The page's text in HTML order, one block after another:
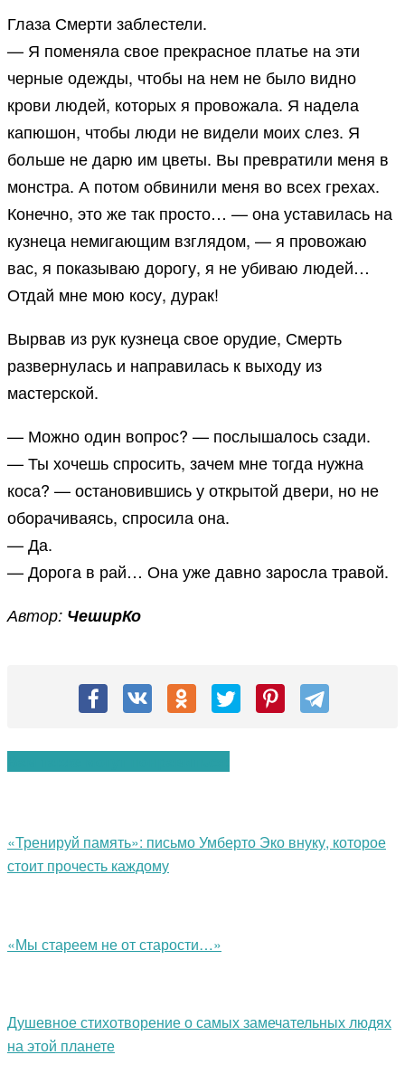
Глаза Смерти заблестели.
— Я поменяла свое прекрасное платье на эти
черные одежды, чтобы на нем не было видно
крови людей, которых я провожала. Я надела
капюшон, чтобы люди не видели моих слез. Я
больше не дарю им цветы. Вы превратили меня в
монстра. А потом обвинили меня во всех грехах.
Конечно, это же так просто… — она уставилась на
кузнеца немигающим взглядом, — я провожаю
вас, я показываю дорогу, я не убиваю людей…
Отдай мне мою косу, дурак!
Вырвав из рук кузнеца свое орудие, Смерть
развернулась и направилась к выходу из
мастерской.
— Можно один вопрос? — послышалось сзади.
— Ты хочешь спросить, зачем мне тогда нужна
коса? — остановившись у открытой двери, но не
оборачиваясь, спросила она.
— Да.
— Дорога в рай… Она уже давно заросла травой.
Автор: ЧеширКо
«Тренируй память»: письмо Умберто Эко внуку, которое
стоит прочесть каждому
«Мы стареем не от старости…»
Душевное стихотворение о самых замечательных людях
на этой планете